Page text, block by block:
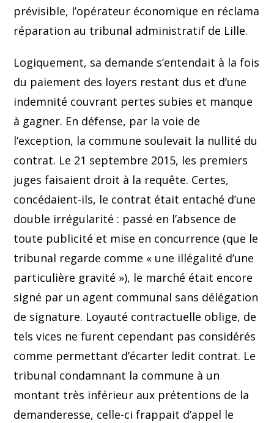
prévisible, l’opérateur économique en réclama
réparation au tribunal administratif de Lille.
Logiquement, sa demande s’entendait à la fois
du paiement des loyers restant dus et d’une
indemnité couvrant pertes subies et manque
à gagner. En défense, par la voie de
l’exception, la commune soulevait la nullité du
contrat. Le 21 septembre 2015, les premiers
juges faisaient droit à la requête. Certes,
concédaient-ils, le contrat était entaché d’une
double irrégularité : passé en l’absence de
toute publicité et mise en concurrence (que le
tribunal regarde comme « une illégalité d’une
particulière gravité »), le marché était encore
signé par un agent communal sans délégation
de signature. Loyauté contractuelle oblige, de
tels vices ne furent cependant pas considérés
comme permettant d’écarter ledit contrat. Le
tribunal condamnant la commune à un
montant très inférieur aux prétentions de la
demanderesse, celle-ci frappait d’appel le